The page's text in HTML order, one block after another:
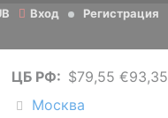
Вход Регистрация
ЦБ РФ: $79,55 €93,35
Москва